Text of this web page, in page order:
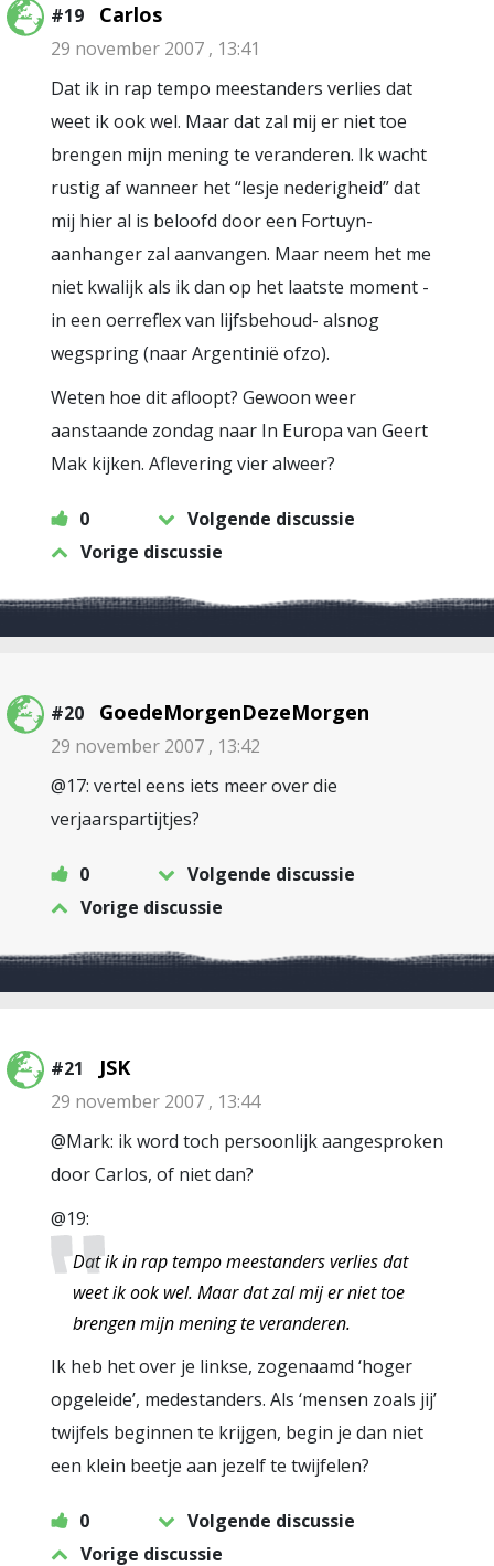
#19 Carlos
29 november 2007 , 13:41
Dat ik in rap tempo meestanders verlies dat
weet ik ook wel. Maar dat zal mij er niet toe
brengen mijn mening te veranderen. Ik wacht
rustig af wanneer het “lesje nederigheid” dat
mij hier al is beloofd door een Fortuyn-
aanhanger zal aanvangen. Maar neem het me
niet kwalijk als ik dan op het laatste moment -
in een oerreflex van lijfsbehoud- alsnog
wegspring (naar Argentinië ofzo).
Weten hoe dit afloopt? Gewoon weer
aanstaande zondag naar In Europa van Geert
Mak kijken. Aflevering vier alweer?
0
Volgende discussie
Vorige discussie
#20 GoedeMorgenDezeMorgen
29 november 2007 , 13:42
@17: vertel eens iets meer over die
verjaarspartijtjes?
0
Volgende discussie
Vorige discussie
#21 JSK
29 november 2007 , 13:44
@Mark: ik word toch persoonlijk aangesproken
door Carlos, of niet dan?
@19:
Dat ik in rap tempo meestanders verlies dat
weet ik ook wel. Maar dat zal mij er niet toe
brengen mijn mening te veranderen.
Ik heb het over je linkse, zogenaamd ‘hoger
opgeleide’, medestanders. Als ‘mensen zoals jij’
twijfels beginnen te krijgen, begin je dan niet
een klein beetje aan jezelf te twijfelen?
0
Volgende discussie
Vorige discussie